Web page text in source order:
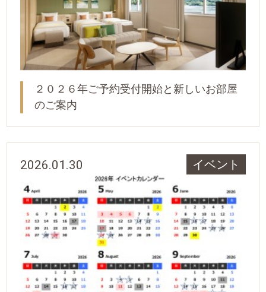
２０２６年ご予約受付開始と新しいお部屋
のご案内
2026.01.30 イベント